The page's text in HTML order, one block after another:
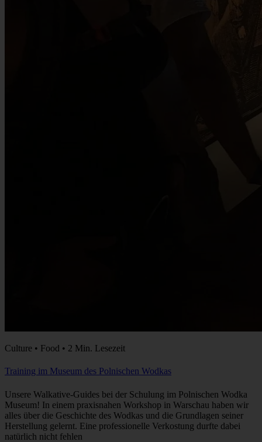
Culture • Food • 2 Min. Lesezeit
Training im Museum des Polnischen Wodkas
Unsere Walkative-Guides bei der Schulung im Polnischen Wodka
Museum! In einem praxisnahen Workshop in Warschau haben wir
alles über die Geschichte des Wodkas und die Grundlagen seiner
Herstellung gelernt. Eine professionelle Verkostung durfte dabei
natürlich nicht fehlen